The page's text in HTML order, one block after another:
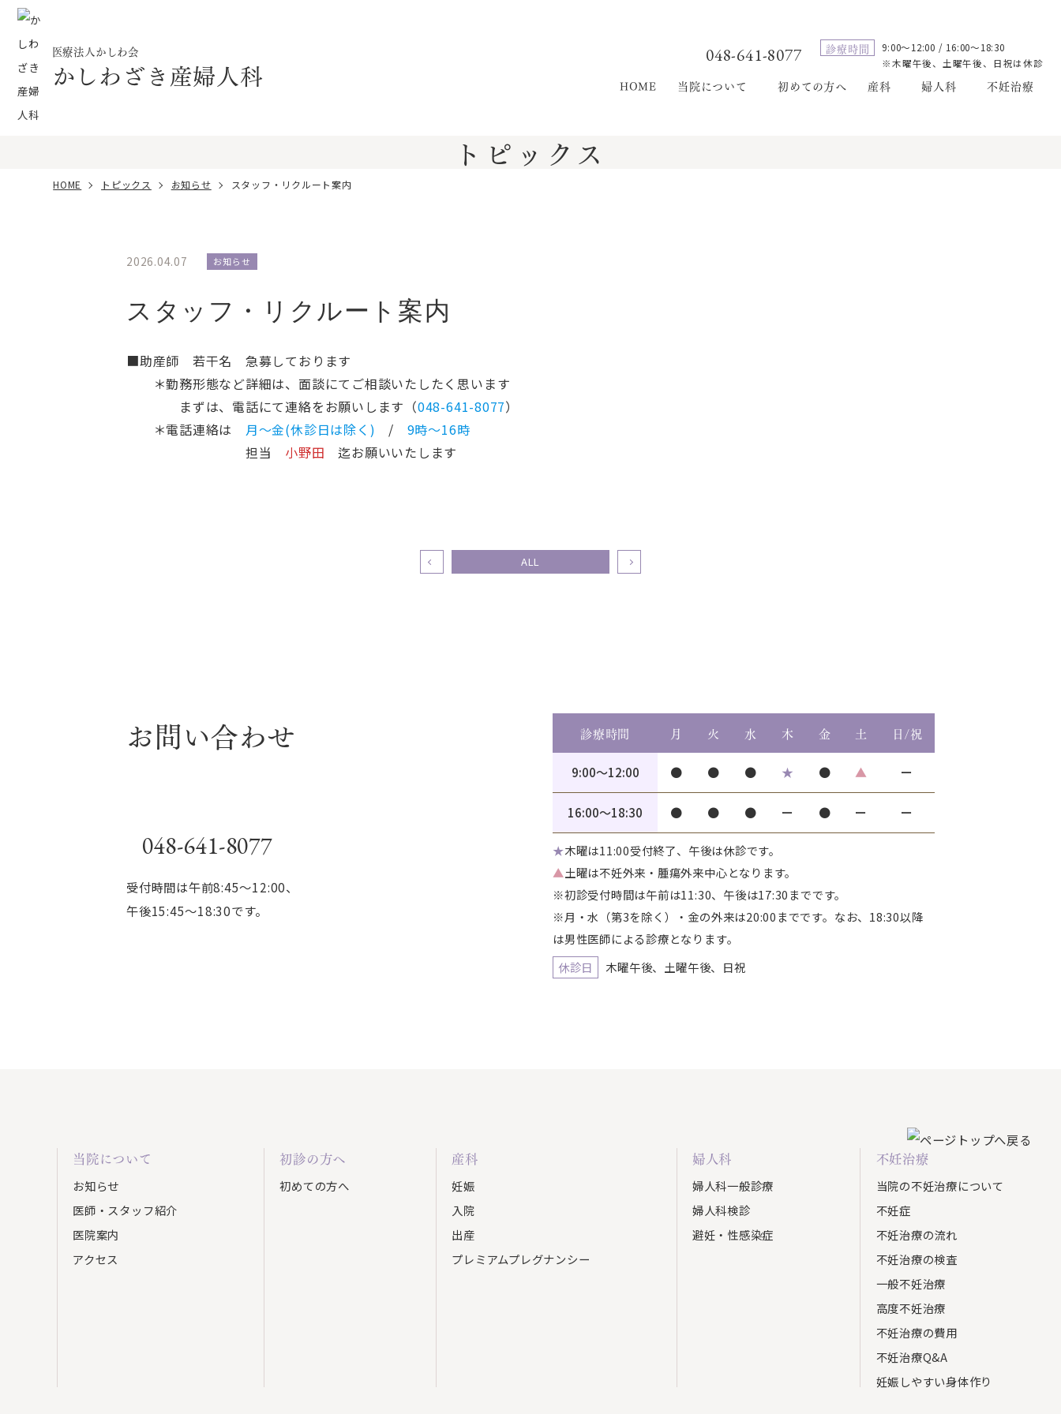
医療法人かしわ会
かしわざき産婦人科
048-641-8077 診療時間
9:00～12:00 / 16:00～18:30
※木曜午後、土曜午後、日祝は休診
HOME 当院について 初めての方へ 産科 婦人科 不妊治療
トピックス
HOME トピックス お知らせ スタッフ・リクルート案内
2026.04.07 お知らせ
スタッフ・リクルート案内
■助産師 若干名 急募しております
＊勤務形態など詳細は、面談にてご相談いたしたく思います
まずは、電話にて連絡をお願いします（048-641-8077）
＊電話連絡は 月～金(休診日は除く) / 9時～16時
担当 小野田 迄お願いいたします
ALL
お問い合わせ
048-641-8077
受付時間は午前8:45～12:00、
午後15:45～18:30です。
診療時間 月 火 水 木 金 土 日/祝
9:00〜12:00 ● ● ● ★ ● ▲ ー
16:00〜18:30 ● ● ● ー ● ー ー
★木曜は11:00受付終了、午後は休診です。
▲土曜は不妊外来・腫瘍外来中心となります。
※初診受付時間は午前は11:30、午後は17:30までです。
※月・水（第3を除く）・金の外来は20:00までです。なお、18:30以降
は男性医師による診療となります。
休診日
木曜午後、土曜午後、日祝
当院について
お知らせ
医師・スタッフ紹介
医院案内
アクセス
初診の方へ
初めての方へ
産科
妊娠
入院
出産
プレミアムプレグナンシー
婦人科
婦人科一般診療
婦人科検診
避妊・性感染症
不妊治療
当院の不妊治療について
不妊症
不妊治療の流れ
不妊治療の検査
一般不妊治療
高度不妊治療
不妊治療の費用
不妊治療Q&A
妊娠しやすい身体作り